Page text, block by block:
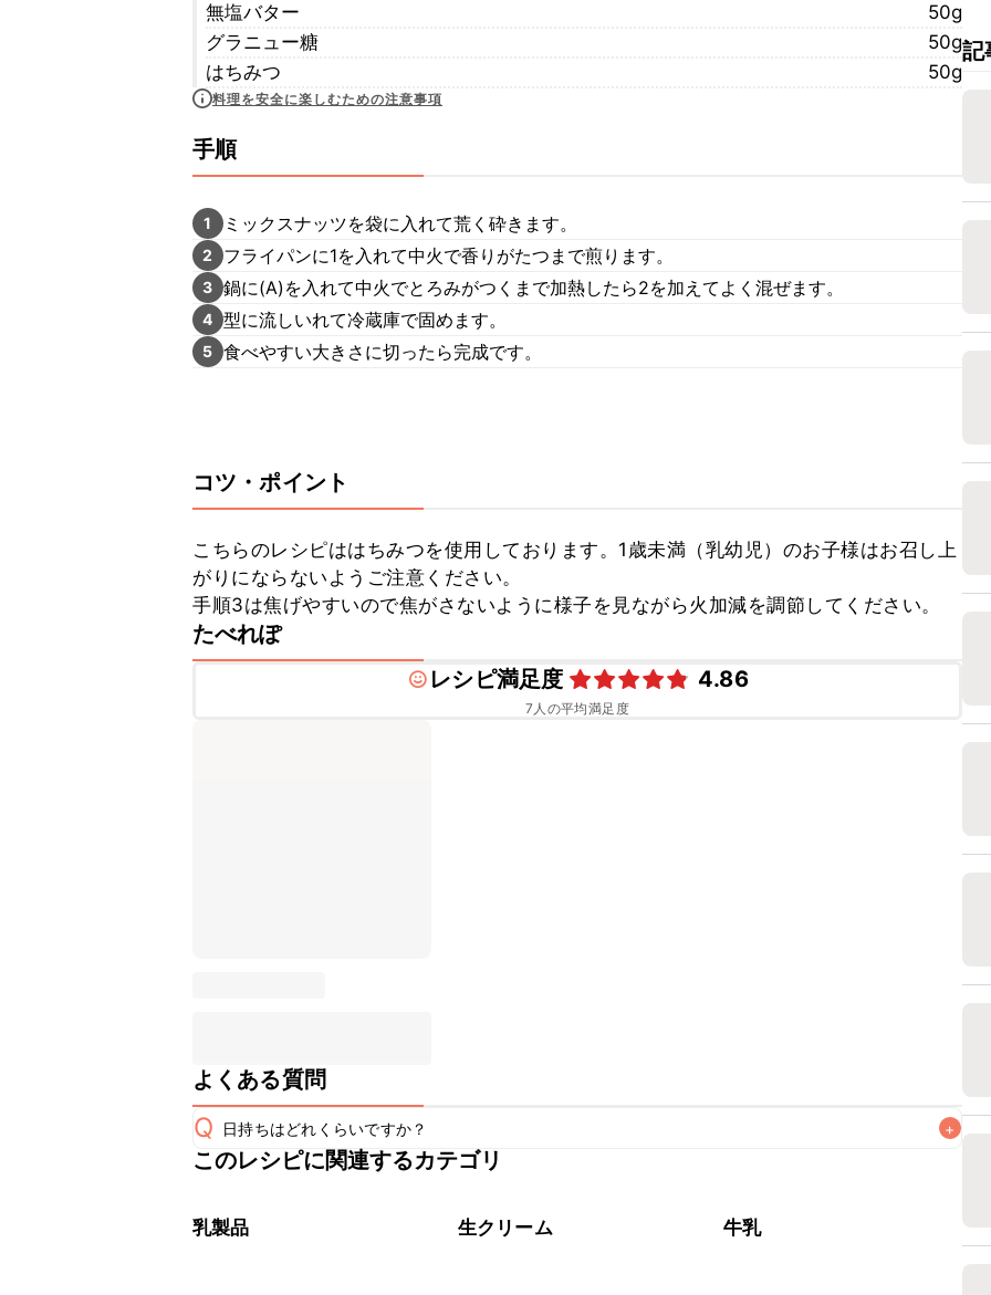
無塩バター
50g
グラニュー糖
50g
はちみつ
50g
料理を安全に楽しむための注意事項
手順
1 ミックスナッツを袋に入れて荒く砕きます。
2 フライパンに1を入れて中火で香りがたつまで煎ります。
3 鍋に(A)を入れて中火でとろみがつくまで加熱したら2を加えてよく混ぜます。
4 型に流しいれて冷蔵庫で固めます。
5 食べやすい大きさに切ったら完成です。
コツ・ポイント
こちらのレシピははちみつを使用しております。1歳未満（乳幼児）のお子様はお召し上
がりにならないようご注意ください。
手順3は焦げやすいので焦がさないように様子を見ながら火加減を調節してください。
たべれぽ
レシピ満足度
4.86
7 人の平均満足度
よくある質問
Q 日持ちはどれくらいですか？ +
保存期間は冷蔵で2~3日が目安です。なるべくお早めにお召し上がりください。
※日持ちは目安です。
このレシピに関連するカテゴリ
乳製品 生クリーム 牛乳
記